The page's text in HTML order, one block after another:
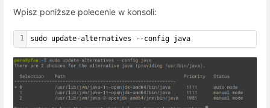
Wpisz poniższe polecenie w konsoli:
1 sudo update-alternatives --config java